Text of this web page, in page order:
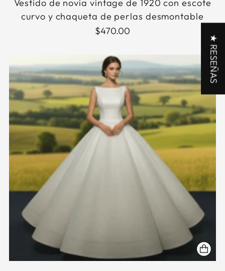
Vestido de novia vintage de 1920 con escote
curvo y chaqueta de perlas desmontable
$470.00
★ RESEÑAS